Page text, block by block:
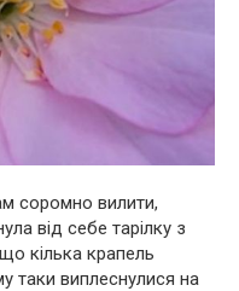
соромно вилити,
від себе тарілку з
кілька крапель
таки виплеснулися на